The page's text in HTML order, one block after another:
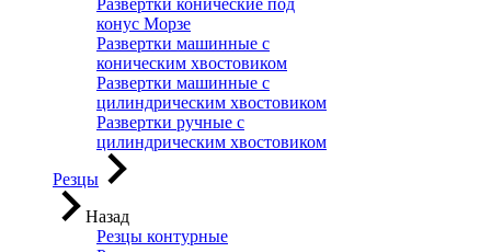
Развертки конические под
конус Морзе
Развертки машинные с
коническим хвостовиком
Развертки машинные с
цилиндрическим хвостовиком
Развертки ручные с
цилиндрическим хвостовиком
Резцы
Назад
Резцы контурные